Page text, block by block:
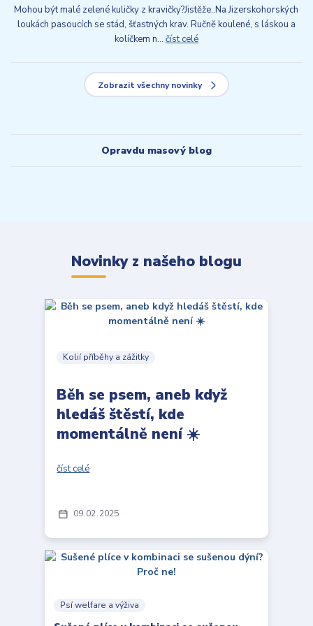
Mohou být malé zelené kuličky z kravičky?Jistěže..Na Jizerskohorských
loukách pasoucích se stád, šťastných krav. Ručně koulené, s láskou a
kolíčkem n... číst celé
Zobrazit všechny novinky
Opravdu masový blog
Novinky z našeho blogu
09 02 2025
Kolií příběhy a zážitky
Běh se psem, aneb když
hledáš štěstí, kde
momentálně není ☀️
číst celé
Psí welfare a výživa